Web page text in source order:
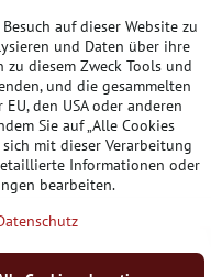
auf dieser Website zu
und Daten über ihre
diesem Zweck Tools und
und die gesammelten
den USA oder anderen
Sie auf „Alle Cookies
mit dieser Verarbeitung
Informationen oder
bearbeiten.